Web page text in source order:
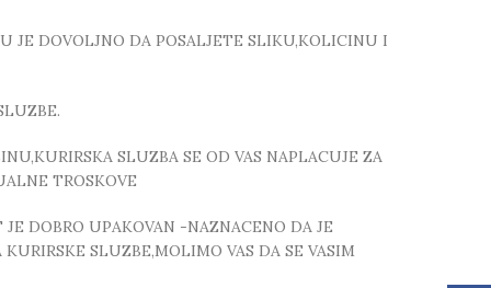
JE DOVOLJNO DA POSALJETE SLIKU,KOLICINU I
SLUZBA SE OD VAS NAPLACUJE ZA
TROSKOVE
DOBRO UPAKOVAN -NAZNACENO DA JE
SLUZBE,MOLIMO VAS DA SE VASIM